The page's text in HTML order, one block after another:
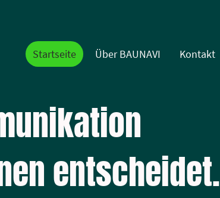
Startseite Über BAUNAVI Kontakt
entscheidet.